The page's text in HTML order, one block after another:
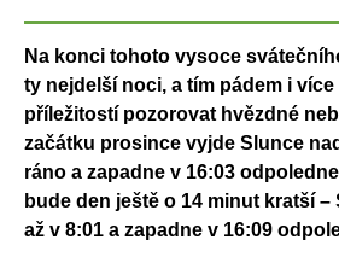
Na konci tohoto vysoce
ty nejdelší noci, a tím pádem i více
příležitostí pozorovat hvězdné
začátku prosince vyjde Slunce
ráno a zapadne v 16:03
bude den ještě o 14 minut kratší –
až v 8:01 a zapadne v 16:09